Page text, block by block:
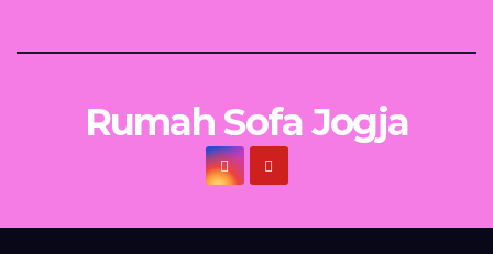
Rumah Sofa Jogja